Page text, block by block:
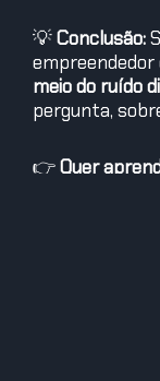
💡Conclusão:
empreendedor
meio do ruído
pergunta,
👉Quer